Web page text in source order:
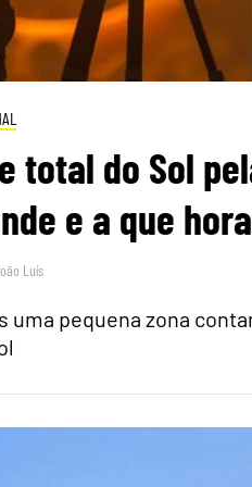
total do Sol
e a que
Luís
uma pequena zona